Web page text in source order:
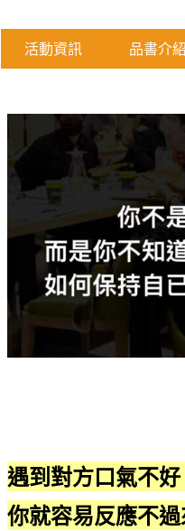
活動資訊 品書介紹
遇到對方口氣不
你就容易反應不過